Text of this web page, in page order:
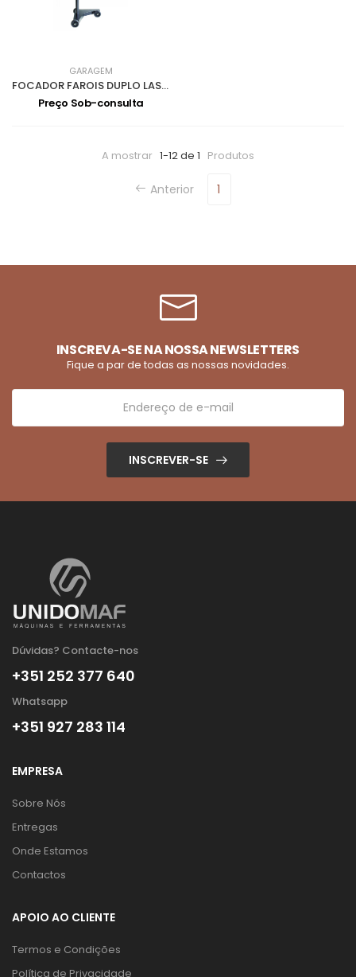
GARAGEM
FOCADOR FAROIS DUPLO LASER 6091
Preço Sob-consulta
A mostrar 1-12 de 1 Produtos
Anterior 1
INSCREVA-SE NA NOSSA NEWSLETTERS
Fique a par de todas as nossas novidades.
INSCREVER-SE
Dúvidas? Contacte-nos
+351 252 377 640
Whatsapp
+351 927 283 114
EMPRESA
Sobre Nós
Entregas
Onde Estamos
Contactos
APOIO AO CLIENTE
Termos e Condições
Política de Privacidade